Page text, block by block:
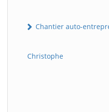
Chantier auto-
Christophe